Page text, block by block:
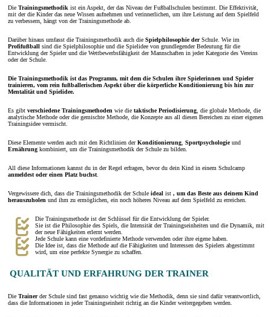
Die Trainingsmethodik ist ein Aspekt, der das Niveau der Fußballschulen bestimmt. Die Effektivität,
mit der die Kinder das neue Wissen aufnehmen und verinnerlichen, um ihre Leistung auf dem Spielfeld
zu verbessern, hängt von der Trainingsmethode ab.
Darüber hinaus umfasst die Trainingsmethodik auch die Spielphilosophie derSchule. Wie im
Profifußball sind die Spielphilosophie und die Spielidee von grundlegender Bedeutung für die
Entwicklung der Spieler und die Wettbewerbsfähigkeit der Mannschaften in jeder Kategorie des Vereins
oder der Schule.
Die Trainingsmethodik ist das Programm, mit dem die Schulen ihre Spielerinnen und Spieler
trainieren, vom rein fußballerischen Aspekt über die körperliche Konditionierung bis hin zur
Mentalität und Spielidee.
Es gibt verschiedene Trainingsmethoden wie die taktische Periodisierung , die globale Methode, die
analytische Methode oder die gemischte Methode, die Konzepte aus all diesen Bereichen zu einer eigenen
Trainingsidee vermischt.
Diese Elemente werden auch mit den Richtlinien derKonditionierung Sportpsychologieund
Ernährung kombiniert, um die Trainingsmethodik der Schule zu bilden.
All diese Informationen kannst du in der Regel erfragen, bevor du dein Kind in einem Schulcamp
anmeldest oder einen Platz buchst
Vergewissere dich, dass die Trainingsmethodik der Schule ideal ist , um das Beste aus deinem Kind
herauszuholen und ihm zu ermöglichen, ein noch höheres Niveau auf dem Spielfeld zu erreichen.
Die Trainingsmethode ist der Schlüssel für die Entwicklung der Spieler.
Sie ist die Philosophie des Spiels, die Intensität der Trainingseinheiten und die Dynamik, mit
der neue Fähigkeiten erlernt werden.
Jede Schule kann eine vordefinierte Methode verwenden oder ihre eigene haben.
Die Idee ist, dass die Methode auf die Fähigkeiten und Interessen des Spielers abgestimmt
wird, um eine perfekte Synergie zu schaffen.
QUALITÄT UND ERFAHRUNG DER TRAINER
Die Trainerder Schule sind fast genauso wichtig wie die Methodik, denn sie sind dafür verantwortlich,
dass die Informationen in jeder Trainingseinheit richtig an die Kinder weitergegeben werden.